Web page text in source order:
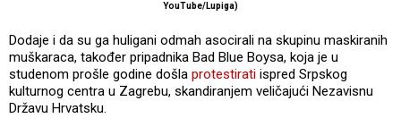
YouTube/Lupiga)
Dodaje i da su ga huligani odmah asocirali na skupinu maskiranih
muškaraca, također pripadnika Bad Blue Boysa, koja je u
studenom prošle godine došla protestirati ispred Srpskog
kulturnog centra u Zagrebu, skandiranjem veličajući Nezavisnu
Državu Hrvatsku.